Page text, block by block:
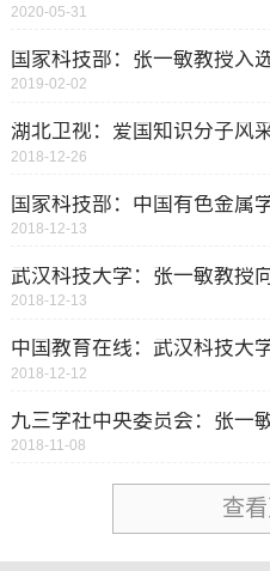
2020-05-31
2019-02-02
2018-12-26
2018-12-13
2018-12-13
2018-12-12
九三学社中央委员会：张一
2018-11-08
查